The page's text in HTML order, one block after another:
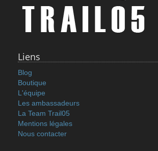
Liens
Blog
Boutique
L'équipe
Les ambassadeurs
La Team Trail05
Mentions légales
Nous contacter